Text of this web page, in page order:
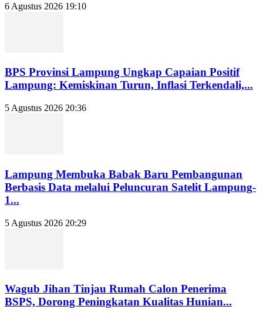
6 Agustus 2026 19:10
BPS Provinsi Lampung Ungkap Capaian Positif
Lampung: Kemiskinan Turun, Inflasi Terkendali,...
5 Agustus 2026 20:36
Lampung Membuka Babak Baru Pembangunan
Berbasis Data melalui Peluncuran Satelit Lampung-
1...
5 Agustus 2026 20:29
Wagub Jihan Tinjau Rumah Calon Penerima
BSPS, Dorong Peningkatan Kualitas Hunian...